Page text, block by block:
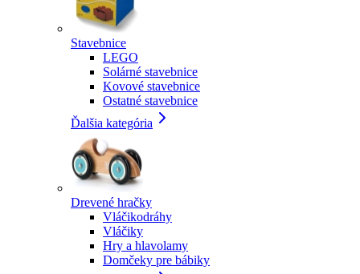
Stavebnice
LEGO
Solárné stavebnice
Kovové stavebnice
Ostatné stavebnice
Ďalšia kategória
Drevené hračky
Vláčikodráhy
Vláčiky
Hry a hlavolamy
Domčeky pre bábiky